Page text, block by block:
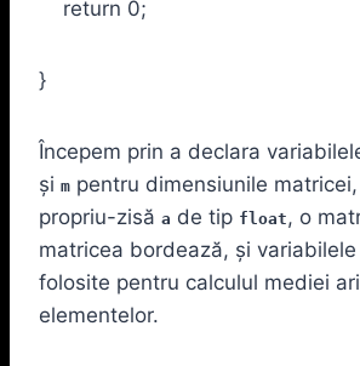
return 0;
}
Începem prin a declara
și m pentru dimensiunile
propriu-zisă a de tip float , o
matricea bordează, și variabilele
folosite pentru calculul mediei
elementelor.